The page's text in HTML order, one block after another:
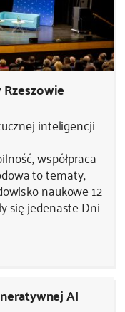
inteligencji
współpraca
to tematy,
naukowe 12
się jedenaste Dni
AI